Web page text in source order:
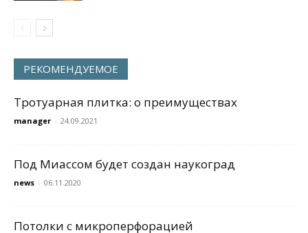
РЕКОМЕНДУЕМОЕ
Тротуарная плитка: о преимуществах
manager - 24.09.2021
Под Миассом будет создан наукоград
news - 06.11.2020
Потолки с микроперфорацией